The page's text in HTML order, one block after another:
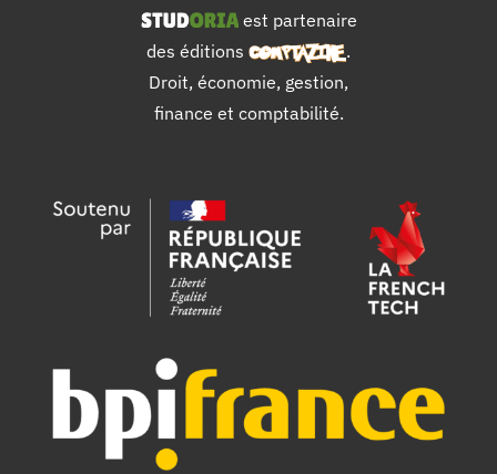
est partenaire
des éditions
.
Droit, économie, gestion,
finance et comptabilité.